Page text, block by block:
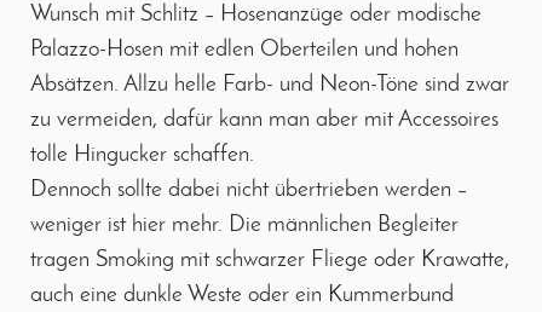
Wunsch mit Schlitz – Hosenanzüge oder modische
Palazzo-Hosen mit edlen Oberteilen und hohen
Absätzen. Allzu helle Farb- und Neon-Töne sind zwar
zu vermeiden, dafür kann man aber mit Accessoires
tolle Hingucker schaffen.
Dennoch sollte dabei nicht übertrieben werden –
weniger ist hier mehr. Die männlichen Begleiter
tragen Smoking mit schwarzer Fliege oder Krawatte,
auch eine dunkle Weste oder ein Kummerbund